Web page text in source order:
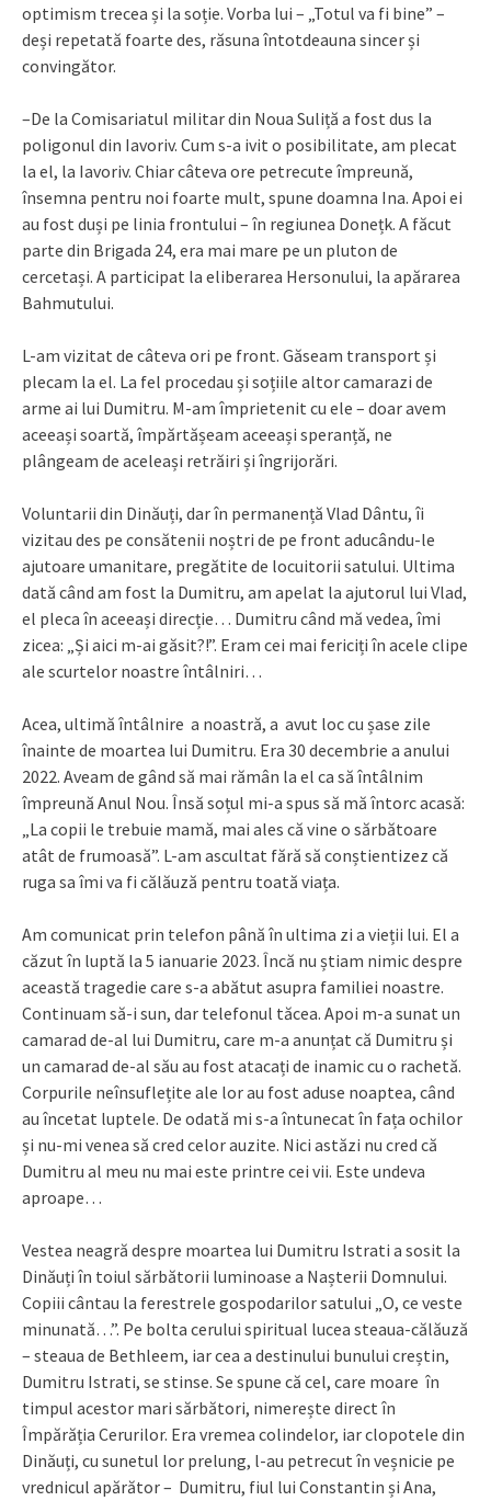
optimism trecea și la soție. Vorba lui – „Totul va fi bine” –
deși repetată foarte des, răsuna întotdeauna sincer și
convingător.
–De la Comisariatul militar din Noua Suliță a fost dus la
poligonul din Iavoriv. Cum s-a ivit o posibilitate, am plecat
la el, la Iavoriv. Chiar câteva ore petrecute împreună,
însemna pentru noi foarte mult, spune doamna Ina. Apoi ei
au fost duși pe linia frontului – în regiunea Donețk. A făcut
parte din Brigada 24, era mai mare pe un pluton de
cercetași. A participat la eliberarea Hersonului, la apărarea
Bahmutului.
L-am vizitat de câteva ori pe front. Găseam transport și
plecam la el. La fel procedau și soțiile altor camarazi de
arme ai lui Dumitru. M-am împrietenit cu ele – doar avem
aceeași soartă, împărtășeam aceeași speranță, ne
plângeam de aceleași retrăiri și îngrijorări.
Voluntarii din Dinăuți, dar în permanență Vlad Dântu, îi
vizitau des pe consătenii noștri de pe front aducându-le
ajutoare umanitare, pregătite de locuitorii satului. Ultima
dată când am fost la Dumitru, am apelat la ajutorul lui Vlad,
el pleca în aceeași direcție… Dumitru când mă vedea, îmi
zicea: „Și aici m-ai găsit?!”. Eram cei mai fericiți în acele clipe
ale scurtelor noastre întâlniri…
Acea, ultimă întâlnire a noastră, a avut loc cu șase zile
înainte de moartea lui Dumitru. Era 30 decembrie a anului
2022. Aveam de gând să mai rămân la el ca să întâlnim
împreună Anul Nou. Însă soțul mi-a spus să mă întorc acasă:
„La copii le trebuie mamă, mai ales că vine o sărbătoare
atât de frumoasă”. L-am ascultat fără să conștientizez că
ruga sa îmi va fi călăuză pentru toată viața.
Am comunicat prin telefon până în ultima zi a vieții lui. El a
căzut în luptă la 5 ianuarie 2023. Încă nu știam nimic despre
această tragedie care s-a abătut asupra familiei noastre.
Continuam să-i sun, dar telefonul tăcea. Apoi m-a sunat un
camarad de-al lui Dumitru, care m-a anunțat că Dumitru și
un camarad de-al său au fost atacați de inamic cu o rachetă.
Corpurile neînsuflețite ale lor au fost aduse noaptea, când
au încetat luptele. De odată mi s-a întunecat în fața ochilor
și nu-mi venea să cred celor auzite. Nici astăzi nu cred că
Dumitru al meu nu mai este printre cei vii. Este undeva
aproape…
Vestea neagră despre moartea lui Dumitru Istrati a sosit la
Dinăuți în toiul sărbătorii luminoase a Nașterii Domnului.
Copiii cântau la ferestrele gospodarilor satului „O, ce veste
minunată…”. Pe bolta cerului spiritual lucea steaua-călăuză
– steaua de Bethleem, iar cea a destinului bunului creștin,
Dumitru Istrati, se stinse. Se spune că cel, care moare în
timpul acestor mari sărbători, nimerește direct în
Împărăția Cerurilor. Era vremea colindelor, iar clopotele din
Dinăuți, cu sunetul lor prelung, l-au petrecut în veșnicie pe
vrednicul apărător – Dumitru, fiul lui Constantin și Ana,